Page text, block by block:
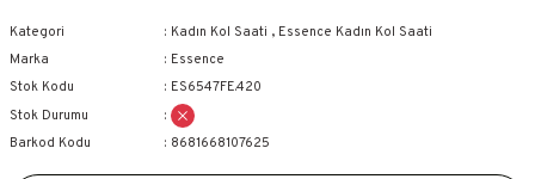
Kategori Kadın Kol Saati , Essence Kadın Kol Saati
Marka
Essence
Stok Kodu
ES6547FE.420
Stok Durumu
Barkod Kodu
8681668107625